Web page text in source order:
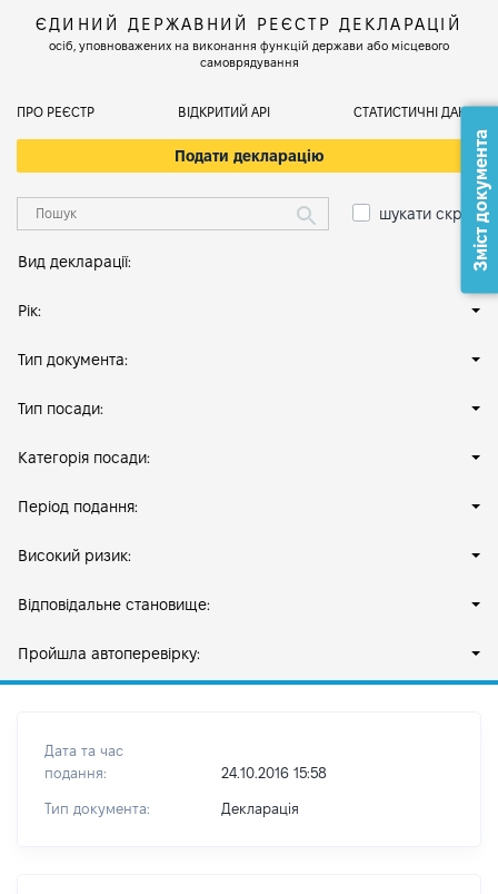
ЄДИНИЙ ДЕРЖАВНИЙ РЕЄСТР ДЕКЛАРАЦІЙ
осіб, уповноважених на виконання функцій держави або місцевого
самоврядування
ПРО РЕЄСТР ВІДКРИТИЙ АРІ СТАТИСТИЧНІ ДАНІ
Подати декларацію
шукати скрізь
Вид декларації:
Рік:
Тип документа:
Тип посади:
Категорія посади:
Період подання:
Високий ризик:
Відповідальне становище:
Пройшла автоперевірку:
Дата та час
подання:
24.10.2016 15:58
Тип документа: Декларація
Зміст документа